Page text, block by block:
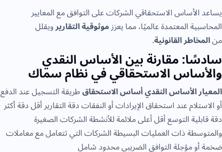
يساعد الأساس الاستحقاقي الشركات على التوافق مع المعايير
المحاسبية المعتمدة عالميًا، مما يعززموثوقية التقاريرويقلل
منالمخاطر القانونية.
سادسًا: مقارنة بين الأساس النقدي
والأساس الاستحقاقي في نظام سماك
المعيارالأساس النقديأساس الاستحقاقطريقة التسجيل عند الدفع
أو الاستلام عند استحقاق الإيرادات أو النفقات دقة التقارير أقل دقة أكثر
دقة قابلية التوسع أقل أعلى ملائمة للأنشطة الشركات الصغيرة
والمتوسطة ذات العمليات البسيطة الشركات التي تتعامل مع معاملات
ضخمة أو مؤجلة التوافق الضريبي محدود شامل